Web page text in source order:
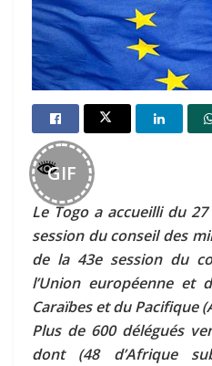
GIF
Le Togo a accueilli du
session du conseil des
de la 43e session du
l’Union européenne et
Caraïbes et du Pacifique
Plus de 600 délégués
dont (48 d’Afrique